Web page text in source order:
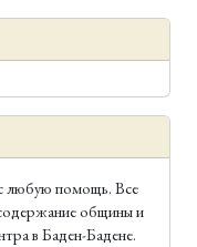
любую помощь. Все
общины и
в Баден-Бадене.